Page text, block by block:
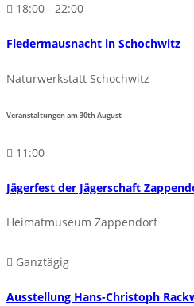
18:00 - 22:00
Fledermausnacht in Schochwitz
Naturwerkstatt Schochwitz
Veranstaltungen am30thAugust
11:00
Jägerfest der Jägerschaft
Heimatmuseum Zappendorf
Ganztägig
Ausstellung Hans-Christoph